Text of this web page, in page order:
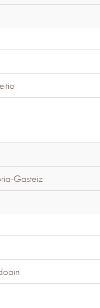
Gasteiz